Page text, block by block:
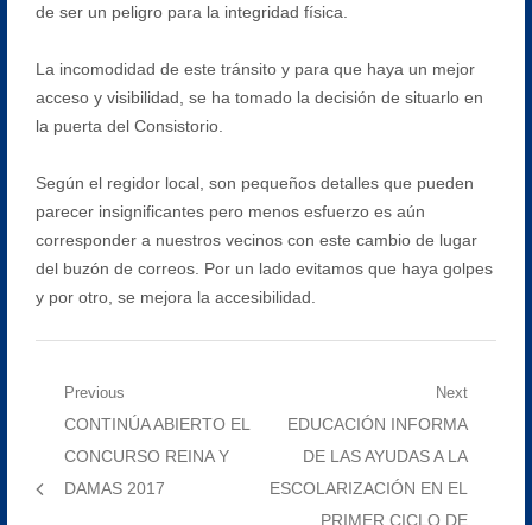
de ser un peligro para la integridad física.
La incomodidad de este tránsito y para que haya un mejor
acceso y visibilidad, se ha tomado la decisión de situarlo en
la puerta del Consistorio.
Según el regidor local, son pequeños detalles que pueden
parecer insignificantes pero menos esfuerzo es aún
corresponder a nuestros vecinos con este cambio de lugar
del buzón de correos. Por un lado evitamos que haya golpes
y por otro, se mejora la accesibilidad.
Navegación
entradas
Previous
Previous
post:
CONTINÚA ABIERTO EL
CONCURSO REINA Y
DAMAS 2017
Next
Next
post:
EDUCACIÓN INFORMA
DE LAS AYUDAS A LA
ESCOLARIZACIÓN EN EL
PRIMER CICLO DE